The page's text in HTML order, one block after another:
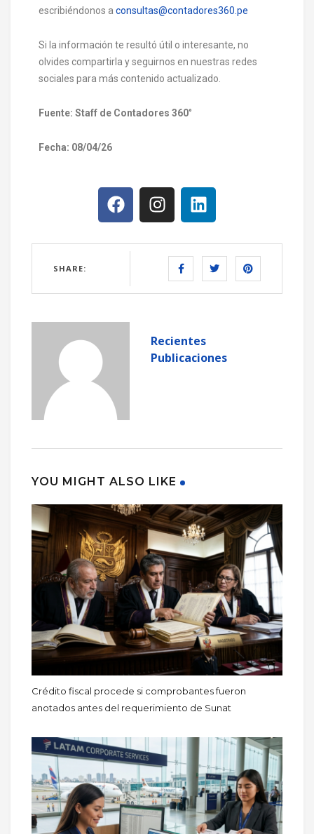
escribiéndonos a consultas@contadores360.pe
Si la información te resultó útil o interesante, no
olvides compartirla y seguirnos en nuestras redes
sociales para más contenido actualizado.
Fuente: Staff de Contadores 360°
Fecha: 08/04/26
SHARE:
Recientes
Publicaciones
YOU MIGHT ALSO LIKE
Crédito fiscal procede si comprobantes fueron
anotados antes del requerimiento de Sunat